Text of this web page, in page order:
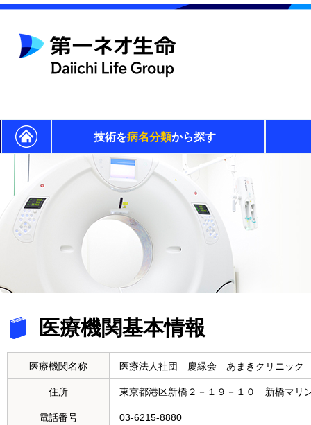
技術を病名分類から探す
医療機関基本情報
医療機関名称 医療法人社団 慶緑会 あまきクリニック
住所 東京都港区新橋２－１９－１０ 新橋マリ
電話番号 03-6215-8880